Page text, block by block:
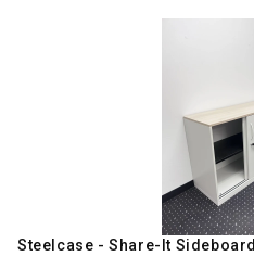
Steelcase - Share-It